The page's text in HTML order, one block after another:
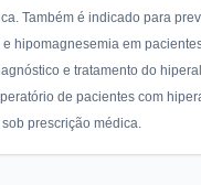
Também é indicado para
e hipomagnesemia em
e tratamento do
de pacientes com
prescrição médica.